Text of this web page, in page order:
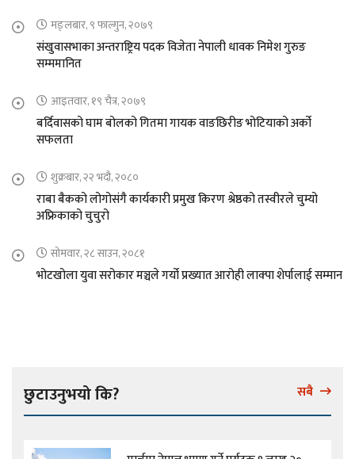
मङ्लबार, ९ फाल्गुन, २०७९
संखुवासभाका अन्तराष्ट्रिय पदक विजेता नेपाली धावक निमेश गुरुङ
सम्ममानित
आइतवार, १९ चैत्र, २०७९
बर्दिवासको घाम बोलको गितमा गायक वाङछिरीङ भोटियाको अर्को
सफलता
शुक्रबार, २२ भदौ, २०८०
राबा बैकको लोगोसंगै कार्यकारी प्रमुख किरण श्रेष्ठको तस्वीरले चुम्यो
अफ्रिकाको चुचुरो
सोमवार, २८ साउन, २०८१
भोटखोला युवा सरोकार मञ्चले गर्यो प्रख्यात आरोही लाक्पा शेर्पालाई सम्मान
छुटाउनुभयो कि? सबै